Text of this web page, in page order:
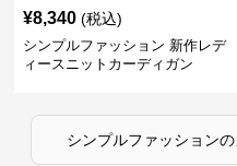
¥8,340 (税込)
シンプルファッション 新作レデ
ィースニットカーディガン
シンプルファッションの